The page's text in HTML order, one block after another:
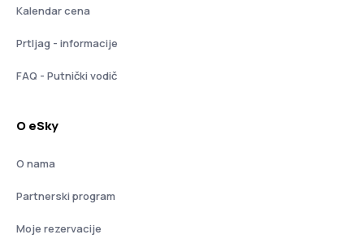
Kalendar cena
Prtljag - informacije
FAQ - Putnički vodič
O eSky
O nama
Partnerski program
Moje rezervacije